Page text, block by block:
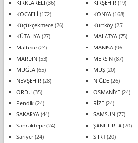
KIRKLARELİ (36) KIRŞEHİR (19)
KOCAELİ (172) KONYA(168)
Küçükçekmece(26) Kurtköy(25)
KÜTAHYA(27) MALATYA(75)
Maltepe(24) MANİSA(96)
MARDİN(53) MERSİN(87)
MUĞLA(65) MUŞ(20)
NEVŞEHİR (28) NİĞDE(26)
ORDU (35) OSMANİYE(24)
Pendik(24) RİZE(24)
SAKARYA(44) SAMSUN(77)
Sancaktepe(24) ŞANLIURFA(70)
Sarıyer(24) SİİRT(20)